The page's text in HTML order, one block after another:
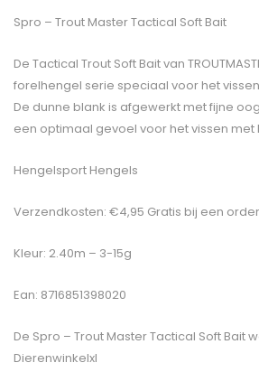
Spro – Trout Master Tactical Soft Bait
De Tactical Trout Soft Bait van
forelhengel serie speciaal voor het
De dunne blank is afgewerkt met fijne
een optimaal gevoel voor het vissen met
Hengelsport Hengels
Verzendkosten: €4,95 Gratis bij een
Kleur: 2.40m – 3-15g
Ean: 8716851398020
De Spro – Trout Master Tactical Soft Bait
Dierenwinkelxl